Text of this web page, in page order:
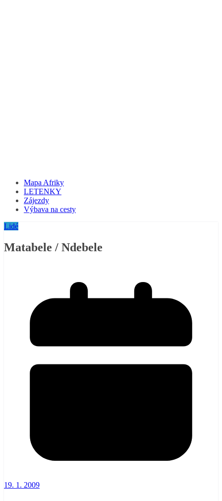
Mapa Afriky
LETENKY
Zájezdy
Výbava na cesty
Lidé
Matabele / Ndebele
19. 1. 2009